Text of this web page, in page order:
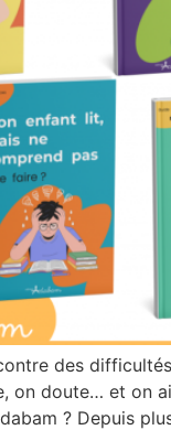
des
on doute… et on
? Depuis